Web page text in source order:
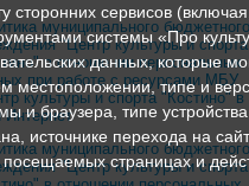
муниципального
"Центр культуры и спорта
в отношении персональных
при работе с ресурсами МБУ
культуры и спорта "Костино" в
Интернет
муниципального
"Центр культуры и спорта
сторонних сервисов
системы «Про
данных, которые
типе и
и браузера, типе
источнике перехода на
страницах и